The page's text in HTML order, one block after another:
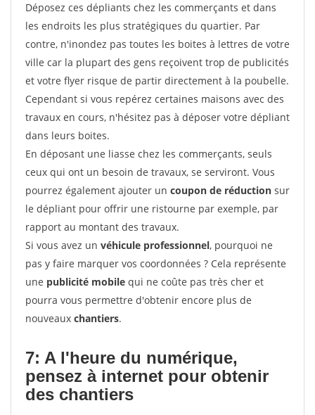
Déposez ces dépliants chez les commerçants et dans
les endroits les plus stratégiques du quartier. Par
contre, n'inondez pas toutes les boites à lettres de votre
ville car la plupart des gens reçoivent trop de publicités
et votre flyer risque de partir directement à la poubelle.
Cependant si vous repérez certaines maisons avec des
travaux en cours, n'hésitez pas à déposer votre dépliant
dans leurs boites.
En déposant une liasse chez les commerçants, seuls
ceux qui ont un besoin de travaux, se serviront. Vous
pourrez également ajouter un coupon de réduction sur
le dépliant pour offrir une ristourne par exemple, par
rapport au montant des travaux.
Si vous avez un véhicule professionnel, pourquoi ne
pas y faire marquer vos coordonnées ? Cela représente
une publicité mobile qui ne coûte pas très cher et
pourra vous permettre d'obtenir encore plus de
nouveaux chantiers.
7: A l'heure du numérique,
pensez à internet pour obtenir
des chantiers